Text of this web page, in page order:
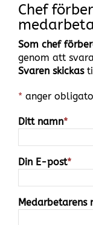
Chef
Som chef
genom att
Svaren skickas
*anger
Ditt namn*
Din E-post*
Medarbetarens